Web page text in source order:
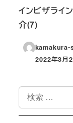
インビザライ
介(7)
投稿日
2022年3月
索